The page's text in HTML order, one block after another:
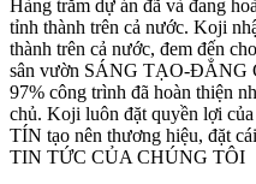
Hàng trăm dự án đã và đang
tỉnh thành trên cả nước. Koji
thành trên cả nước, đem đến
sân vườn SÁNG TẠO-ĐẲNG
97% công trình đã hoàn thiện
chủ. Koji luôn đặt quyền lợi
TÍN tạo nên thương hiệu, đặt
TIN TỨC CỦA CHÚNG TÔI